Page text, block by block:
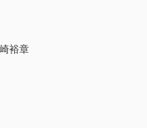
裕章